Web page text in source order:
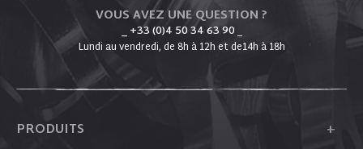
VOUS AVEZ UNE QUESTION ?
_ +33 (0)4 50 34 63 90_
Lundi au vendredi, de 8h à 12h et de14h à 18h
PRODUITS +